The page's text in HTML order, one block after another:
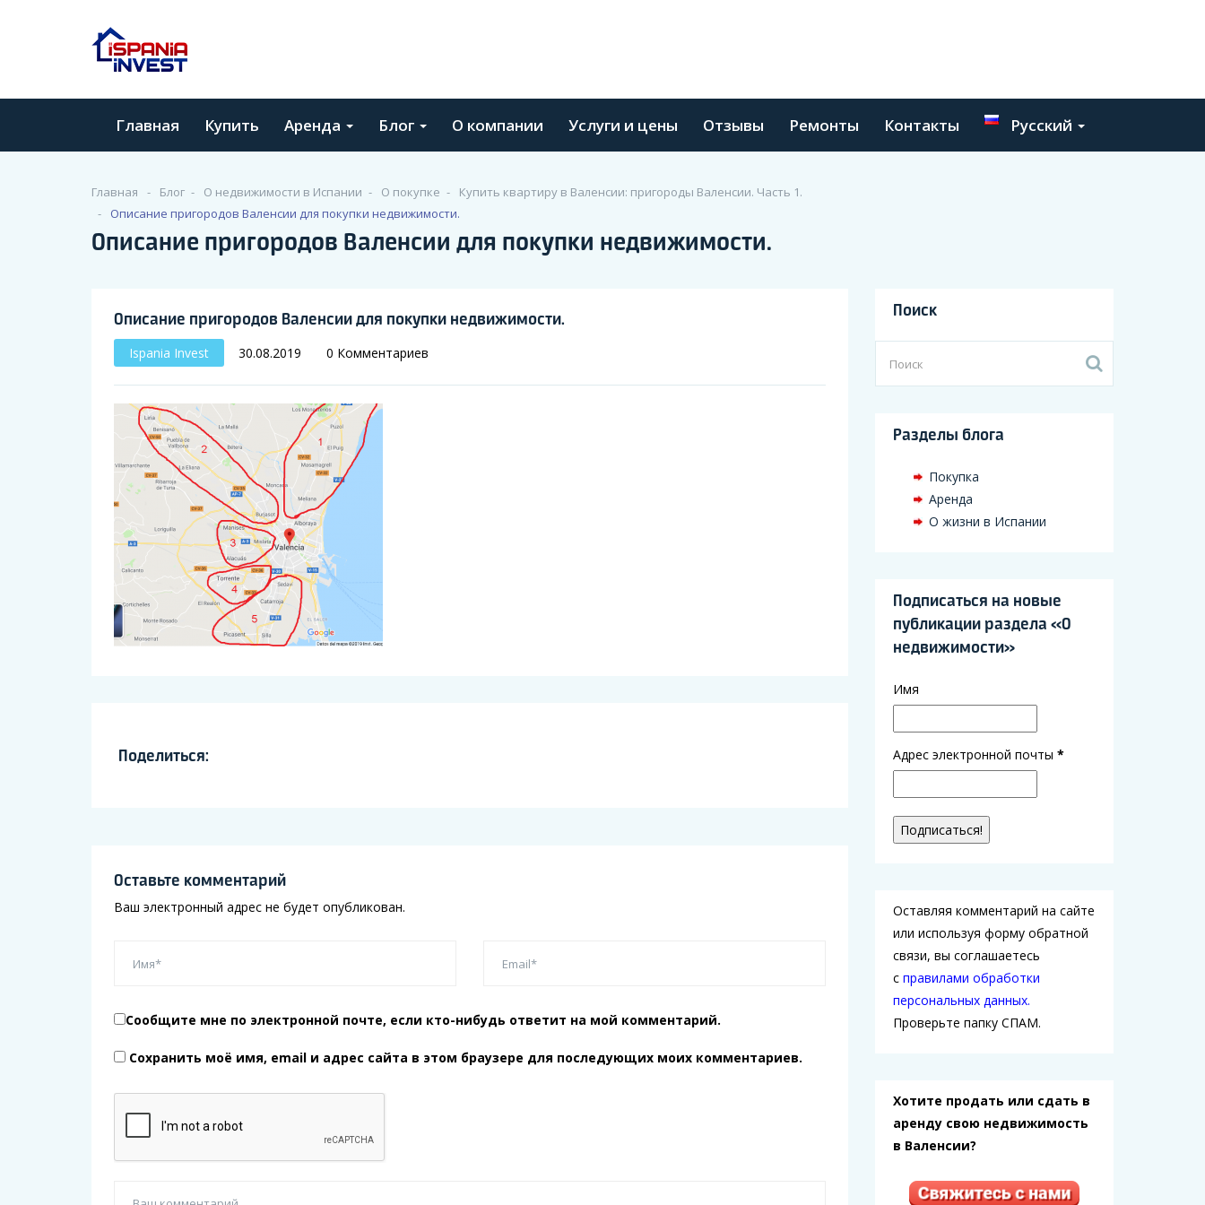
Главная Купить Аренда Блог О компании Услуги и цены Отзывы Ремонты Контакты Русский
Главная Блог О недвижимости в Испании O покупке
Купить квартиру в Валенсии: пригороды Валенсии. Часть 1.
Описание пригородов Валенсии для покупки недвижимости.
Описание пригородов Валенсии для покупки недвижимости.
Описание пригородов Валенсии для покупки недвижимости.
Ispania Invest 30.08.2019 0 Комментариев
Поделиться:
Оставьте комментарий
Ваш электронный адрес не будет опубликован.
Сообщите мне по электронной почте, если кто-нибудь ответит на мой комментарий.
Сохранить моё имя, email и адрес сайта в этом браузере для последующих моих комментариев.
Поиск
Разделы блога
Покупка
Аренда
О жизни в Испании
Подписаться на новые
публикации раздела «О
недвижимости»
Имя
Адрес электронной почты *
Оставляя комментарий на сайте
или используя форму обратной
связи, вы соглашаетесь
с правилами обработки
персональных данных.
Проверьте папку СПАМ.
Хотите продать или сдать в
аренду свою недвижимость
в Валенсии?